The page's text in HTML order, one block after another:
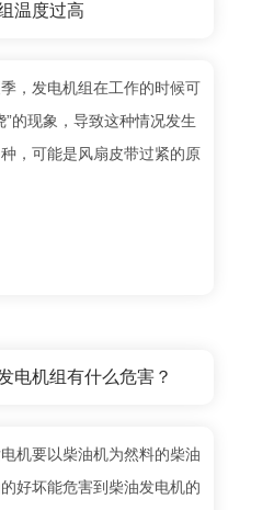
温度过高
，发电机组在工作的时候可
”的现象，导致这种情况发生
，可能是风扇皮带过紧的原
电机组有什么危害？
机要以柴油机为然料的柴油
好坏能危害到柴油发电机的